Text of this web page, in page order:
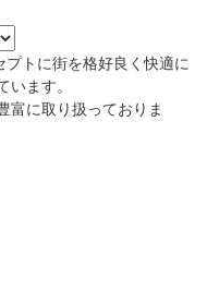
トに街を格好良く快適に
ます。
富に取り扱っておりま